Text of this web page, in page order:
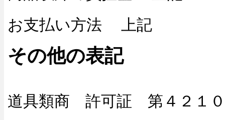
お支払い方法
上記
その他の表記
道具類商 許可証 第４２１０